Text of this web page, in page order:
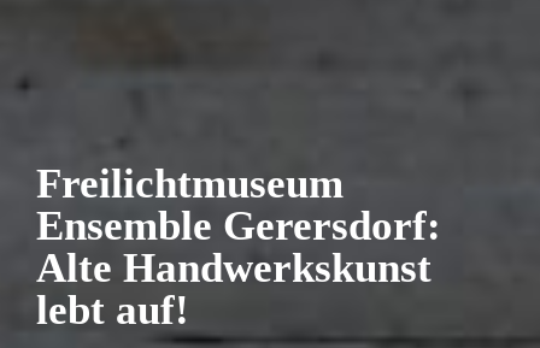
Freilichtmuseum
Ensemble Gerersdorf:
Alte Handwerkskunst
lebt auf!